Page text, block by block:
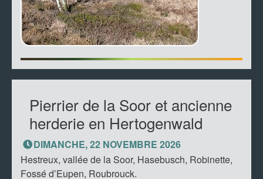
Pierrier de la Soor et ancienne
herderie en Hertogenwald
DIMANCHE, 22 NOVEMBRE 2026
Hestreux, vallée de la Soor, Hasebusch, Robinette,
Fossé d’Eupen, Roubrouck.